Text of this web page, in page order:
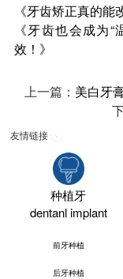
《牙齿矫正真的能
《牙齿也会成为
效！》
上一篇： 美白牙
友情链接
种植牙
dentanl implant
前牙种植
后牙种植